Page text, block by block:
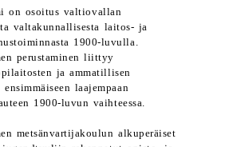
on osoitus valtiovallan
valtakunnallisesta laitos- ja
1900-luvulla.
perustaminen liittyy
ja ammatillisen
laajempaan
1900-luvun vaihteessa.
metsänvartijakoulun alkuperäiset